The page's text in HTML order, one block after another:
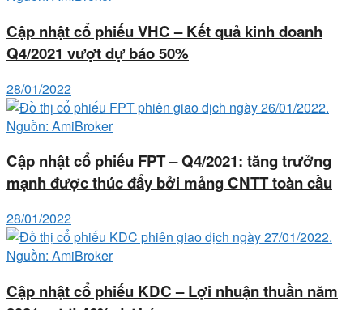
Cập nhật cổ phiếu VHC – Kết quả kinh doanh
Q4/2021 vượt dự báo 50%
28/01/2022
Cập nhật cổ phiếu FPT – Q4/2021: tăng trưởng
mạnh được thúc đẩy bởi mảng CNTT toàn cầu
28/01/2022
Cập nhật cổ phiếu KDC – Lợi nhuận thuần năm